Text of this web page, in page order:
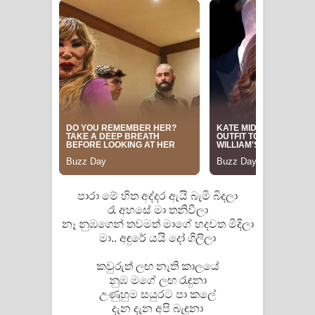
Saddeta Denna Song Lyrics - සද්දෙට
දෙන්න ගීතයේ පද පෙළ
Kaalaya Song Lyrics - කාලය ගීතයේ පද
Aramuna Song Lyrics - අරමුණ ගීතයේ
Sandata Duka Hithila Song Lyrics -
සඳට දුක හිතිලා ගීතයේ පද පෙළ
Sihina Song Lyrics - සිහින ගීතයේ පද
පෙළ
පාරා මේ හිත අද්දර ඇයි බැමි බිදලා
රෑ අහසේ මා තනිවීලා
නෑ නුඹගෙන් තවමත් මාගේ හදවත මිදිලා
මා.. අඳුරේ යයි දෝ ගිලිලා
කවුරුත් ලඟ නැති කාලයේ
නුඹ මගේ ලඟ රැඳුනා
උණුහුම සයුරට පා කලේ
දැන දැන අපි බැඳුනා